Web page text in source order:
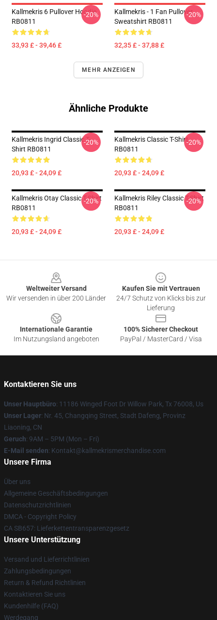
Kallmekris 6 Pullover Hoodie
RB0811
33,93 £ - 39,46 £
-20%
Kallmekris - 1 Fan Pullover
Sweatshirt RB0811
32,35 £ - 37,88 £
-20%
MEHR ANZEIGEN
Ähnliche Produkte
Kallmekris Ingrid Classic T-
Shirt RB0811
20,93 £ - 24,09 £
-20%
Kallmekris Classic T-Shirt
RB0811
20,93 £ - 24,09 £
-20%
Kallmekris Otay Classic T-Shirt
RB0811
20,93 £ - 24,09 £
-20%
Kallmekris Riley Classic T-Shirt
RB0811
20,93 £ - 24,09 £
-20%
Weltweiter Versand
Wir versenden in über 200 Länder
Kaufen Sie mit Vertrauen
24/7 Schutz von Klicks bis zur
Lieferung
Internationale Garantie
Im Nutzungsland angeboten
100% Sicherer Checkout
PayPal / MasterCard / Visa
Kontaktieren Sie uns
Unser Hauptbüro: 11186 Winged Foot Dr Willow Park, Tx 76008, Us
Unser Lager: Nr. 45, Changqing Street, Stadt Dafeng, Provinz
Liaoning, CN
Geruch: 9AM – 5PM (Mon – Fri)
E-Mail senden: Kontakt@kallmekrismerchandise.com
Unsere Firma
Über uns
Allgemeine Geschäftsbedingungen
Datenschutzrichtlinien
DMCA - Copyright Policy
CA SB657: Lieferkettentransparenzgesetz
Unsere Unterstützung
Versand und Lieferrichtlinien
Zahlungsbedingungen
Return & Refund Richtlinien
Kontaktieren Sie uns
Kundenhilfe (FAQ)
Werdegang